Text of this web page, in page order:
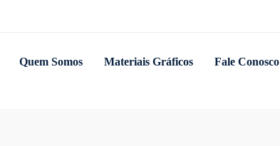
Quem Somos Materiais Gráficos Fale Conosco